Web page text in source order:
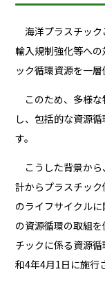
海洋プラスチック
輸入規制強化等へ
ック循環資源を一層
このため、多様な
し、包括的な資源
す。
こうした背景から
計からプラスチッ
のライフサイクル
の資源循環の取組
チックに係る資源
和4年4月1日に施行